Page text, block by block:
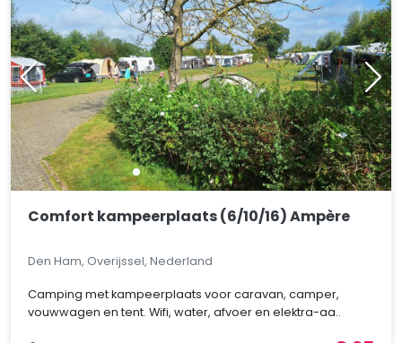
Comfort kampeerplaats (6/10/16) Ampère
Den Ham, Overijssel, Nederland
Camping met kampeerplaats voor caravan, camper,
vouwwagen en tent. Wifi, water, afvoer en elektra-aa..